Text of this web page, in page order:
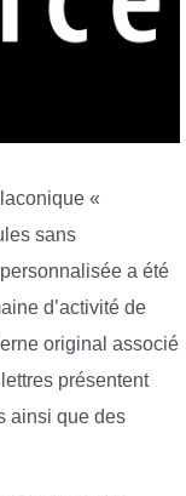
«
sans
a été
d’activité de
original associé
présentent
ainsi que des